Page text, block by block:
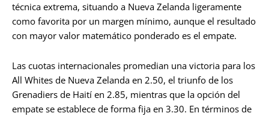
técnica extrema, situando a Nueva Zelanda ligeramente
como favorita por un margen mínimo, aunque el resultado
con mayor valor matemático ponderado es el empate.
Las cuotas internacionales promedian una victoria para los
All Whites de Nueva Zelanda en 2.50, el triunfo de los
Grenadiers de Haití en 2.85, mientras que la opción del
empate se establece de forma fija en 3.30. En términos de